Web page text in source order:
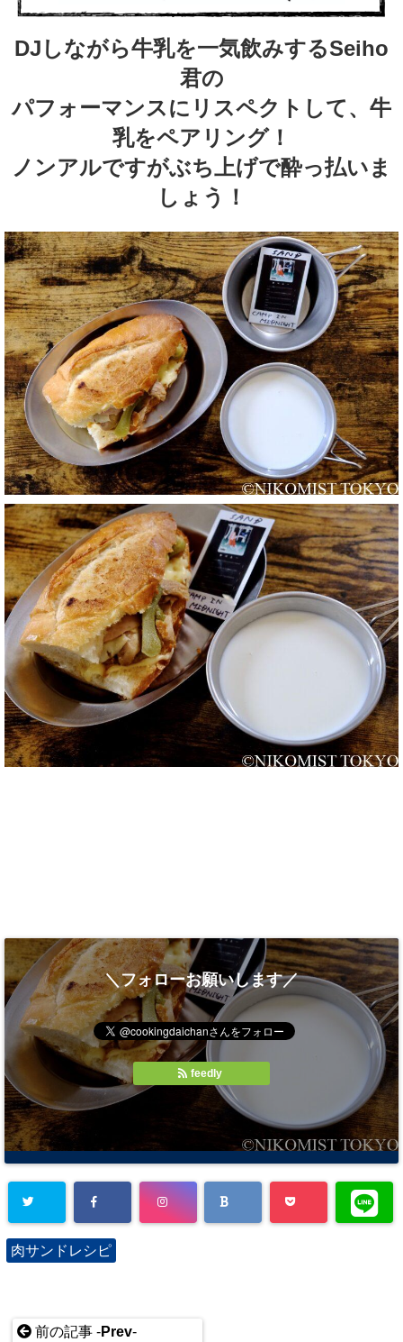
DJしながら牛乳を一気飲みするSeiho
君の
パフォーマンスにリスペクトして、牛
乳をペアリング！
ノンアルですがぶち上げで酔っ払いま
しょう！
＼フォローお願いします／
feedly
肉サンドレシピ
前の記事 -Prev-